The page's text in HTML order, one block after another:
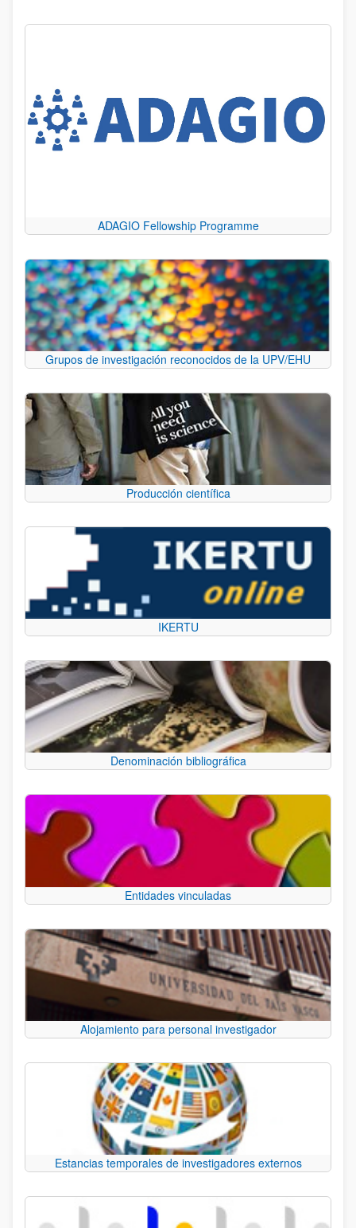
ADAGIO Fellowship Programme
Grupos de investigación reconocidos de la UPV/EHU
Producción científica
IKERTU
Denominación bibliográfica
Entidades vinculadas
Alojamiento para personal investigador
Estancias temporales de investigadores externos